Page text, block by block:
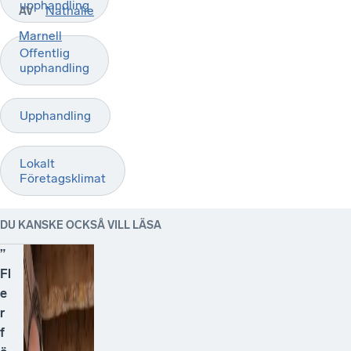
upphandling
Offentlig
upphandling
Upphandling
Lokalt
Företagsklimat
AV
Nathalie
Marnell
DU KANSKE OCKSÅ VILL LÄSA
”
Fl
e
r
f